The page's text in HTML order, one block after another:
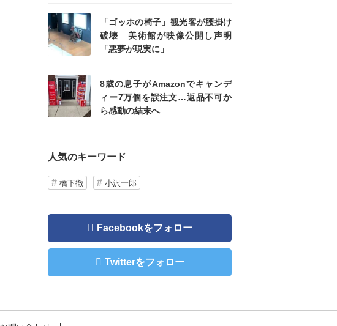
「ゴッホの椅子」観光客が腰掛け
破壊 美術館が映像公開し声明
「悪夢が現実に」
8歳の息子がAmazonでキャンデ
ィー7万個を誤注文…返品不可か
ら感動の結末へ
人気のキーワード
橋下徹 小沢一郎
Facebookをフォロー
Twitterをフォロー